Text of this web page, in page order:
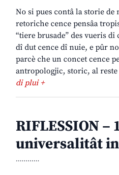
No si pues contâ la storie
retoriche cence pensâa
“tiere brusade” des vueris
dî dut cence dî nuie, e pûr
parcè che un concet cence
antropologjic, storic, al
di plui +
RIFLESSION
universalitât
............